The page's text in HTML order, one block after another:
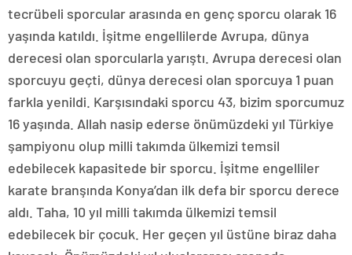
tecrübeli sporcular arasında en genç sporcu olarak 16
yaşında katıldı. İşitme engellilerde Avrupa, dünya
derecesi olan sporcularla yarıştı. Avrupa derecesi olan
sporcuyu geçti, dünya derecesi olan sporcuya 1 puan
farkla yenildi. Karşısındaki sporcu 43, bizim sporcumuz
16 yaşında. Allah nasip ederse önümüzdeki yıl Türkiye
şampiyonu olup milli takımda ülkemizi temsil
edebilecek kapasitede bir sporcu. İşitme engelliler
karate branşında Konya’dan ilk defa bir sporcu derece
aldı. Taha, 10 yıl milli takımda ülkemizi temsil
edebilecek bir çocuk. Her geçen yıl üstüne biraz daha